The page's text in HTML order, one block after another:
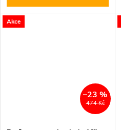
Akce
474 Kč
–23 %